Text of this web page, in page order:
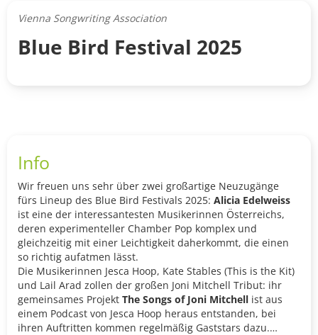
Vienna Songwriting Association
Blue Bird Festival 2025
Info
Wir freuen uns sehr über zwei großartige Neuzugänge
fürs Lineup des Blue Bird Festivals 2025: Alicia Edelweiss
ist eine der interessantesten Musikerinnen Österreichs,
deren experimenteller Chamber Pop komplex und
gleichzeitig mit einer Leichtigkeit daherkommt, die einen
so richtig aufatmen lässt.
Die Musikerinnen Jesca Hoop, Kate Stables (This is the Kit)
und Lail Arad zollen der großen Joni Mitchell Tribut: ihr
gemeinsames Projekt The Songs of Joni Mitchell ist aus
einem Podcast von Jesca Hoop heraus entstanden, bei
ihren Auftritten kommen regelmäßig Gaststars dazu.